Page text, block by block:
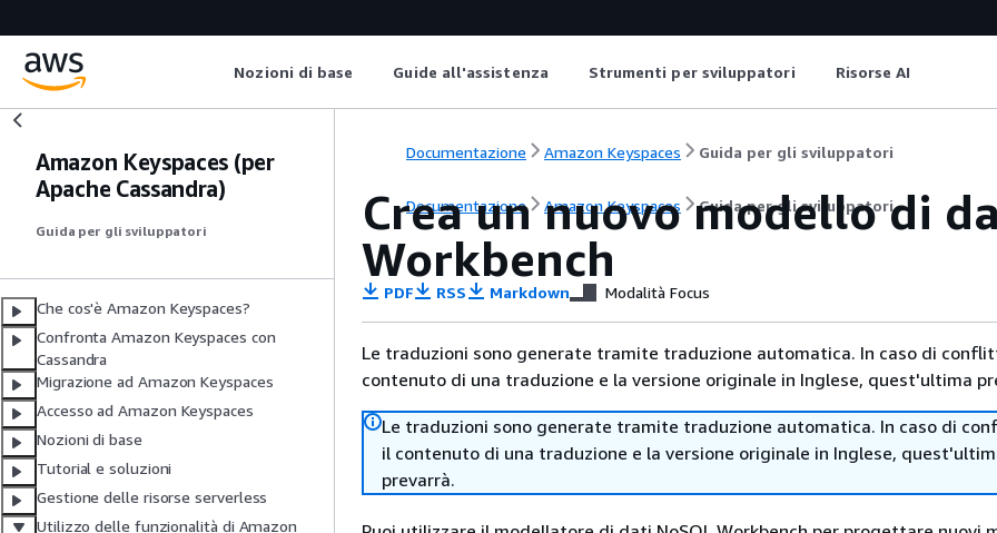
Nozioni di base Guide all'assistenza Strumenti per sviluppatori Risorse AI
Amazon Keyspaces (per
Apache Cassandra)
Guida per gli sviluppatori
Che cos'è Amazon Keyspaces?
Confronta Amazon Keyspaces con
Cassandra
Migrazione ad Amazon Keyspaces
Accesso ad Amazon Keyspaces
Nozioni di base
Tutorial e soluzioni
Gestione delle risorse serverless
Utilizzo delle funzionalità di Amazon
Documentazione Amazon Keyspaces Guida per gli sviluppatori
Documentazione Amazon Keyspaces Guida per gli sviluppatori
Crea un nuovo modello di
Workbench
PDF RSS Markdown Modalità Focus
Le traduzioni sono generate tramite traduzione automatica. In caso di
contenuto di una traduzione e la versione originale in Inglese, quest'ultima
Le traduzioni sono generate tramite traduzione automatica. In caso di
il contenuto di una traduzione e la versione originale in Inglese,
prevarrà.